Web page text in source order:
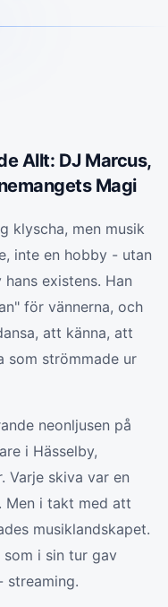
Allt: DJ Marcus,
Magi
klyscha, men musik
inte en hobby - utan
existens. Han
för vännerna, och
att känna, att
som strömmade ur
neonljusen på
i Hässelby,
Varje skiva var en
Men i takt med att
musiklandskapet.
i sin tur gav
streaming.